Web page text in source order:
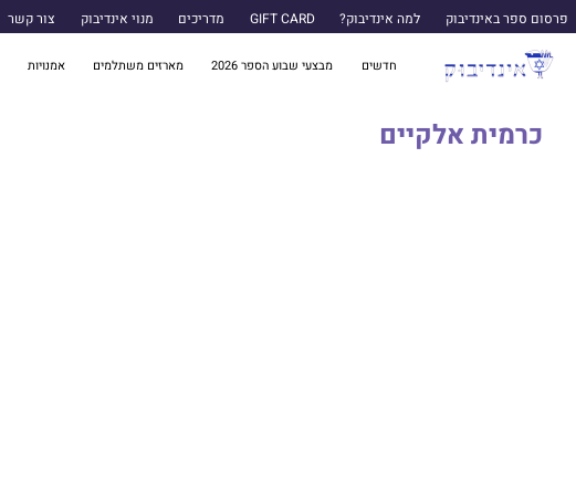
פרסום ספר באינדיבוק למה אינדיבוק? GIFT CARD מדריכים מנוי אינדיבוק צור קשר
חדשים מבצעי שבוע הספר 2026 מארזים משתלמים אמנויות
כרמית אלקיים